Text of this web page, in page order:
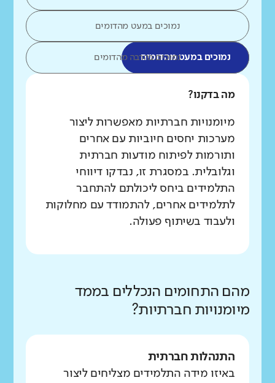
נמוכים במעט מהדומים
נמוכים במעט מהדומיםנמוכים בהרבה מהדומים
מה בדקנו?
מיומנויות חברתיות מאפשרות ליצור
מערכות יחסים חיוביות עם אחרים
ותורמות לפיתוח מודעות חברתית
וגלובלית. במסגרת זו, נבדקו דיווחי
התלמידים ביחס ליכולתם להתחבר
לתלמידים אחרים, להתמודד עם מחלוקות
ולעבוד בשיתוף פעולה.
מהם התחומים הנכללים בממד
מיומנויות חברתיות?
התנהלות חברתית
באיזו מידה התלמידים מצליחים ליצור